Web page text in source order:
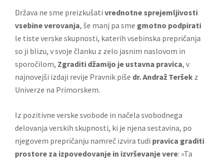
Država ne sme preizkušati vrednotne sprejemljivosti
vsebine verovanja, še manj pa sme gmotno podpirati
le tiste verske skupnosti, katerih vsebinska prepričanja
so ji blizu, v svoje članku z zelo jasnim naslovom in
sporočilom, Zgraditi džamijo je ustavna pravica, v
najnovejši izdaji revije Pravnik piše dr. Andraž Teršek z
Univerze na Primorskem.
Iz pozitivne verske svobode in načela svobodnega
delovanja verskih skupnosti, ki je njena sestavina, po
njegovem prepričanju namreč izvira tudi pravica graditi
prostore za izpovedovanje in izvrševanje vere: »Ta